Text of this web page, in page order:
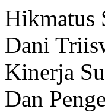
Hikmatus
Dani
Kinerja
Dan